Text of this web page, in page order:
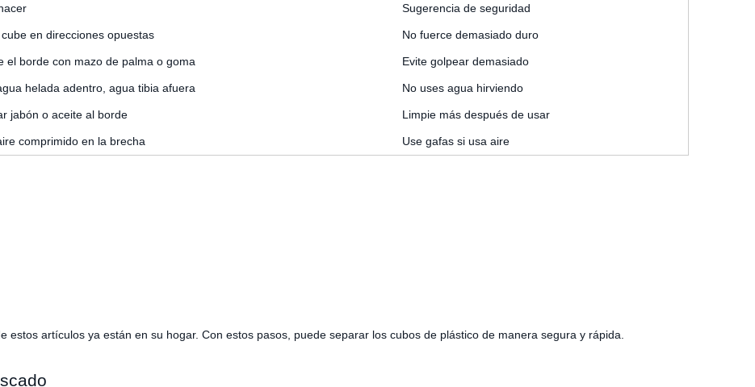
Sugerencia de seguridad
en direcciones opuestas No fuerce demasiado duro
el borde con mazo de palma o goma Evite golpear demasiado
helada adentro, agua tibia afuera No uses agua hirviendo
jabón o aceite al borde Limpie más después de usar
comprimido en la brecha Use gafas si usa aire
estos artículos ya están en su hogar. Con estos pasos, puede separar los cubos de plástico de manera segura y rápida.